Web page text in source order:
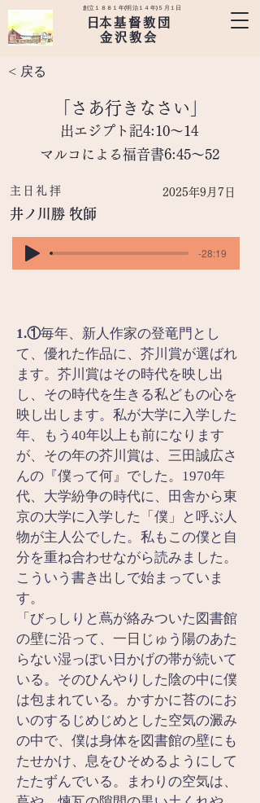
創立１８８１年(明治１４年)５月１日
​日本基督教団
金沢教会
< 戻る
「さあ行きなさい」
出エジプト記4:10～14
マルコによる福音書6:45～52
主日礼拝 2025年9月7日
井ノ川勝 牧師
-28:19
1.①毎年、新人作家の登竜門とし
て、優れた作品に、芥川賞が選ばれ
ます。芥川賞はその時代を映し出
し、その時代を生きる私どもの心を
映し出します。私が大学に入学した
年、もう40年以上も前になります
が、その年の芥川賞は、三田誠広さ
んの『僕って何』でした。1970年
代、大学紛争の時代に、田舎から東
京の大学に入学した「僕」と呼ぶ人
物が主人公でした。私もこの僕と自
分を重ね合わせながら読みました。
こういう書き出しで始まっていま
す。
「びっしりと蔦が絡みついた図書館
の壁に沿って、一日じゅう陽のあた
らない湿っぽい日かげの帯が続いて
いる。そのひんやりした陰の中に僕
は包まれている。かすかに苔のにお
いのするじめじめとした空気の澱み
の中で、僕は身体を図書館の壁にも
たせかけ、息をひそめるようにして
たたずんでいる。まわりの空気は、